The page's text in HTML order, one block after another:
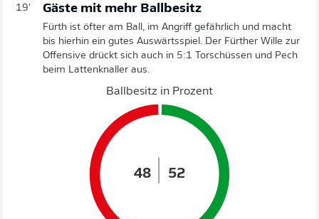
19' Gäste mit mehr Ballbesitz
Fürth ist öfter am Ball, im Angriff gefährlich und macht
bis hierhin ein gutes Auswärtsspiel. Der Fürther Wille zur
Offensive drückt sich auch in 5:1 Torschüssen und Pech
beim Lattenknaller aus.
Ballbesitz in Prozent
48 52